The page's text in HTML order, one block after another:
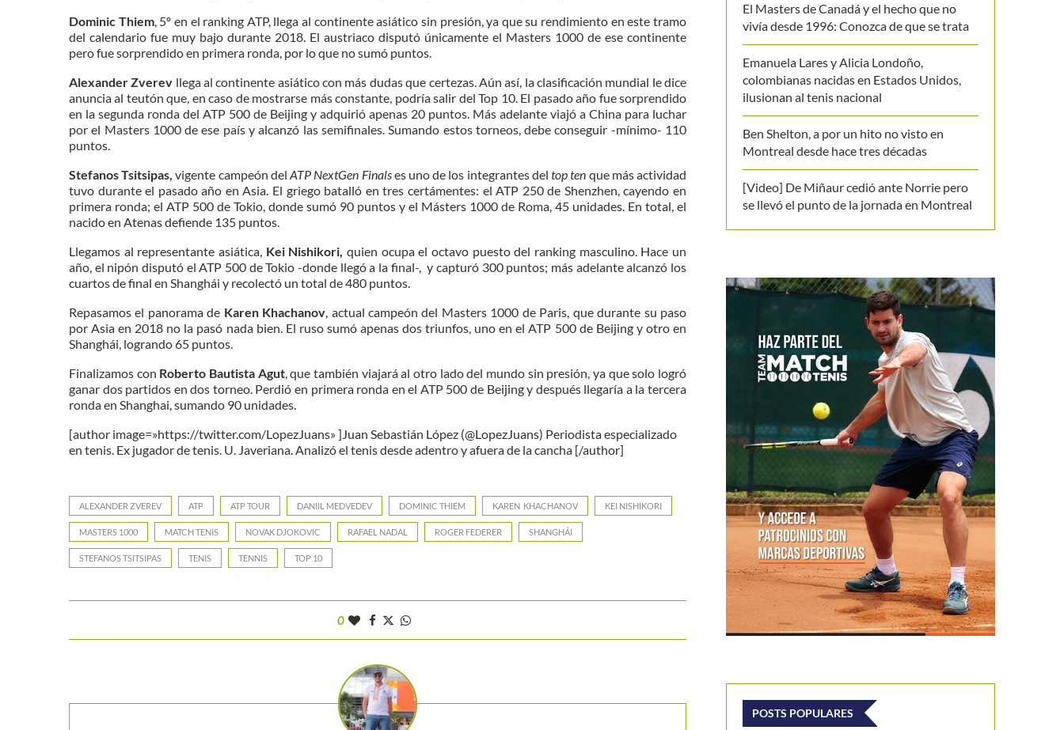
Dominic Thiem, 5º en el ranking ATP, llega al continente asiático sin presión, ya que su rendimiento en este tramo
del calendario fue muy bajo durante 2018. El austriaco disputó únicamente el Masters 1000 de ese continente
pero fue sorprendido en primera ronda, por lo que no sumó puntos.
Alexander Zverev llega al continente asiático con más dudas que certezas. Aún así, la clasificación mundial le dice
anuncia al teutón que, en caso de mostrarse más constante, podría salir del Top 10. El pasado año fue sorprendido
en la segunda ronda del ATP 500 de Beijing y adquirió apenas 20 puntos. Más adelante viajó a China para luchar
por el Masters 1000 de ese país y alcanzó las semifinales. Sumando estos torneos, debe conseguir -mínimo- 110
puntos.
Stefanos Tsitsipas, vigente campeón delATP NextGen Finalses uno de los integrantes deltop ten que más actividad
tuvo durante el pasado año en Asia. El griego batalló en tres certámentes: el ATP 250 de Shenzhen, cayendo en
primera ronda; el ATP 500 de Tokio, donde sumó 90 puntos y el Másters 1000 de Roma, 45 unidades. En total, el
nacido en Atenas defiende 135 puntos.
Llegamos al representante asiática, Kei Nishikori, quien ocupa el octavo puesto del ranking masculino. Hace un
año, el nipón disputó el ATP 500 de Tokio -donde llegó a la final-, y capturó 300 puntos; más adelante alcanzó los
cuartos de final en Shanghái y recolectó un total de 480 puntos.
Repasamos el panorama de Karen Khachanov, actual campeón del Masters 1000 de Paris, que durante su paso
por Asia en 2018 no la pasó nada bien. El ruso sumó apenas dos triunfos, uno en el ATP 500 de Beijing y otro en
Shanghái, logrando 65 puntos.
Finalizamos con Roberto Bautista Agut, que también viajará al otro lado del mundo sin presión, ya que solo logró
ganar dos partidos en dos torneo. Perdió en primera ronda en el ATP 500 de Beijing y después llegaría a la tercera
ronda en Shanghai, sumando 90 unidades.
[author image=»https://twitter.com/LopezJuans» ]Juan Sebastián López (@LopezJuans) Periodista especializado
en tenis. Ex jugador de tenis. U. Javeriana. Analizó el tenis desde adentro y afuera de la cancha [/author]
ALEXANDER ZVEREV ATP ATP TOUR DANIIL MEDVEDEV DOMINIC THIEM KAREN KHACHANOV KEI NISHIKORI
MASTERS 1000 MATCH TENIS NOVAK DJOKOVIC RAFAEL NADAL ROGER FEDERER SHANGHÁI
STEFANOS TSITSIPAS TENIS TENNIS TOP 10
0
El Masters de Canadá y el hecho que no
vivía desde 1996: Conozca de que se trata
Emanuela Lares y Alicia Londoño,
colombianas nacidas en Estados Unidos,
ilusionan al tenis nacional
Ben Shelton, a por un hito no visto en
Montreal desde hace tres décadas
[Video] De Miñaur cedió ante Norrie pero
se llevó el punto de la jornada en Montreal
POSTS POPULARES